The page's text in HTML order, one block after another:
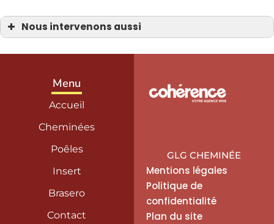
Nous intervenons aussi
Brasero Vulx Coutances
Brasero Vulx Isigny-sur-Mer
Brasero Vulx La Haye-du-Puits
Brasero Vulx Saint-Lô
Brasero Vulx Sainte-Mère-Église
Menu
Accueil
Cheminées
Poêles
Insert
Brasero
Contact
GLG CHEMINÉE
Mentions légales
Politique de
confidentialité
Plan du site